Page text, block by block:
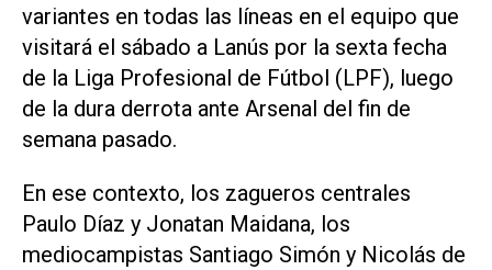
variantes en todas las líneas en el equipo que
visitará el sábado a Lanús por la sexta fecha
de la Liga Profesional de Fútbol (LPF), luego
de la dura derrota ante Arsenal del fin de
semana pasado.
En ese contexto, los zagueros centrales
Paulo Díaz y Jonatan Maidana, los
mediocampistas Santiago Simón y Nicolás de